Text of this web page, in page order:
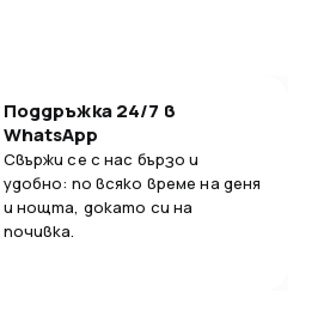
Поддръжка 24/7 в
WhatsApp
Свържи се с нас бързо и
удобно: по всяко време на деня
и нощта, докато си на
почивка.